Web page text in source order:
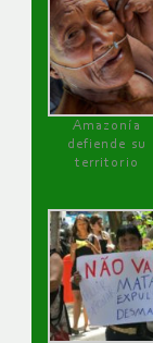
Amazonía
defiende su
territorio